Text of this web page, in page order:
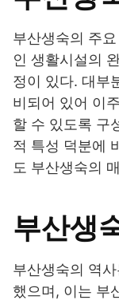
부산생숙의 주
인 생활시설의
정이 있다. 대부
비되어 있어 이
할 수 있도록 구
적 특성 덕분에
도 부산생숙의
부산생
부산생숙의 역
했으며, 이는 부